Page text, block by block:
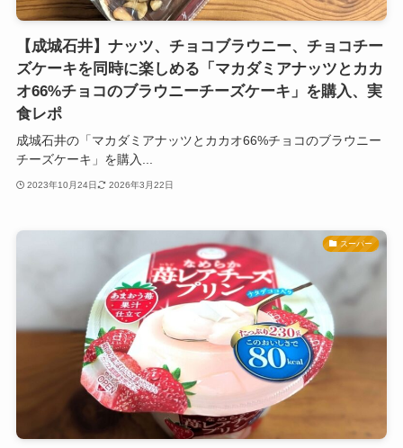
【成城石井】ナッツ、チョコブラウニー、チョコチー
ズケーキを同時に楽しめる「マカダミアナッツとカカ
オ66%チョコのブラウニーチーズケーキ」を購入、実
食レポ
成城石井の「マカダミアナッツとカカオ66%チョコのブラウニー
チーズケーキ」を購入...
2023年10月24日 2026年3月22日
スーパー